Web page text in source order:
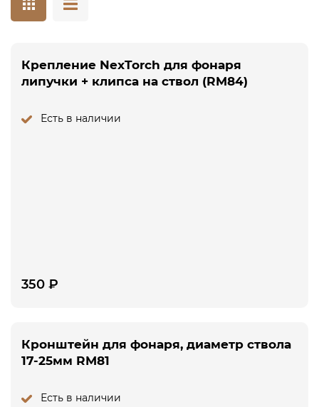
Крепление NexTorch для фонаря
липучки + клипса на ствол (RM84)
Есть в наличии
350 ₽
Кронштейн для фонаря, диаметр ствола
17-25мм RM81
Есть в наличии